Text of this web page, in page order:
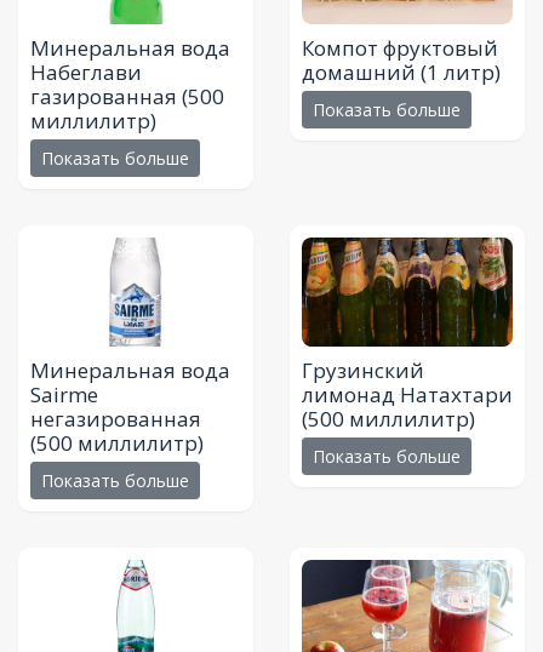
Минеральная вода
Набеглави
газированная (500
миллилитр)
Показать больше
Компот фруктовый
домашний (1 литр)
Показать больше
Минеральная вода
Sairme
негазированная
(500 миллилитр)
Показать больше
Грузинский
лимонад Натахтари
(500 миллилитр)
Показать больше